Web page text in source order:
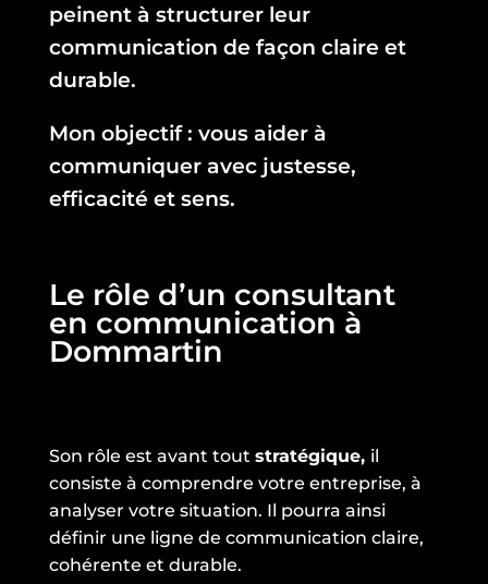
peinent à structurer leur
communication de façon claire et
durable.
Mon objectif : vous aider à
communiquer avec justesse,
efficacité et sens.
Le rôle d’un consultant
en communication à
Dommartin
Son rôle est avant tout stratégique, il
consiste à comprendre votre entreprise, à
analyser votre situation. Il pourra ainsi
définir une ligne de communication claire,
cohérente et durable.